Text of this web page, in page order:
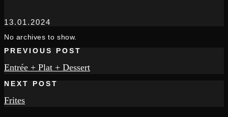
13.01.2024
No archives to show.
PREVIOUS POST
Entrée + Plat + Dessert
NEXT POST
Frites